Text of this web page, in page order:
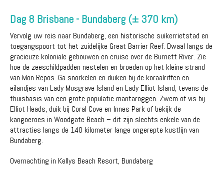
Dag 8 Brisbane - Bundaberg (± 370 km)
Vervolg uw reis naar Bundaberg, een historische suikerrietstad en
toegangspoort tot het zuidelijke Great Barrier Reef. Dwaal langs de
gracieuze koloniale gebouwen en cruise over de Burnett River. Zie
hoe de zeeschildpadden nestelen en broeden op het kleine strand
van Mon Repos. Ga snorkelen en duiken bij de koraalriffen en
eilandjes van Lady Musgrave Island en Lady Elliot Island, tevens de
thuisbasis van een grote populatie mantaroggen. Zwem of vis bij
Elliot Heads, duik bij Coral Cove en Innes Park of bekijk de
kangoeroes in Woodgate Beach – dit zijn slechts enkele van de
attracties langs de 140 kilometer lange ongerepte kustlijn van
Bundaberg.
Overnachting in Kellys Beach Resort, Bundaberg